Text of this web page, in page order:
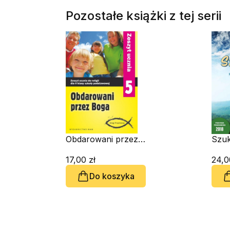
Pozostałe książki z tej serii
Obdarowani przez
ćwiczeń do klasy 5
17,00 zł
Do koszyka